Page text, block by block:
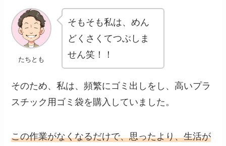
たちとも
そもそも私は、めん
どくさくてつぶしま
せん笑！！
そのため、私は、頻繁にゴミ出しをし、高いプラ
スチック用ゴミ袋を購入していました。
この作業がなくなるだけで、思ったより、生活が